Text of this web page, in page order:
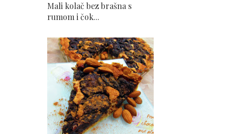
Mali kolač bez brašna s
rumom i čok...